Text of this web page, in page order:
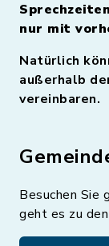
nur mit
Natürlich
außerhalb
vereinbaren.
Besuchen Sie
geht es zu